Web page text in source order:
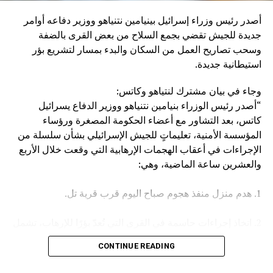
وكان مصدر مسؤول في الهيئة العامة للنقل السعودية قد صرح
الخميس، بأن سفينة (ENCELIA) التابعة لإحدى الشركات
السعودية، تعرضت لاستهداف أثناء إبحارها في البحر الأحمر، نتج
عنه حريق في مقدمتها.
وأكد المصدر أن جميع أفراد الطاقم بخير، مشيرا في السياق إلى
أن الجهات المعنية اتخذت كافة الإجراءات اللازمة لتأمين السفينة
وطاقمها وحماية البيئة البحرية.
أصدر رئيس وزراء إسرائيل بينيامين نتنياهو ووزير دفاعه أوامر
جديدة للجيش تقضي بجمع السلاح من بعض القرى بالضفة
وسحب تصاريح العمل من السكان والبدء بمسار لتشريع بؤر
استيطانية جديدة.
وجاء في بيان مشترك لنتياهو وكاتس:
“أصدر رئيس الوزراء بنيامين نتنياهو ووزير الدفاع يسرائيل
كاتس، بعد التشاور مع أعضاء الحكومة المصغرة ورؤساء
المؤسسة الأمنية، تعليماتٍ للجيش الإسرائيلي بشأن سلسلة من
الإجراءات في أعقاب الهجمات الإرهابية التي وقعت خلال الأربع
والعشرين ساعة الماضية، وهي:
1. هدم منزل منفذ هجوم صباح اليوم قرب قرية تل.
مصادرة الأسلحة وإلغاء تصاريح العمل، وغير ذلك.
CONTINUE READING